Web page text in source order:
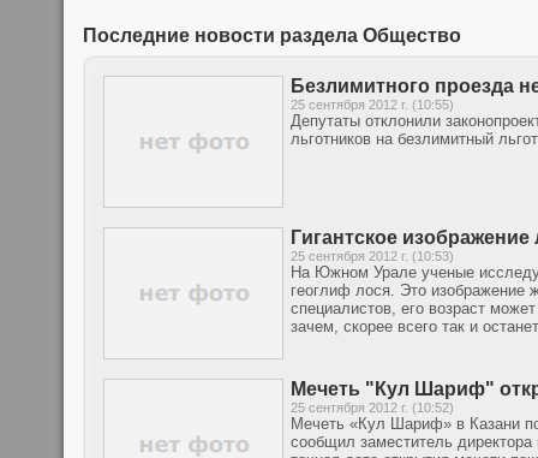
Последние новости раздела Общество
Безлимитного проезда
25 сентября 2012 г. (10:55)
Депутаты отклонили
льготников на безлимитный
Гигантское
25 сентября 2012 г. (10:53)
На Южном Урале ученые
геоглиф лося. Это изображение
специалистов, его возраст
зачем, скорее всего так и
Мечеть "Кул Шариф"
25 сентября 2012 г. (10:52)
Мечеть «Кул Шариф» в Казани
сообщил заместитель